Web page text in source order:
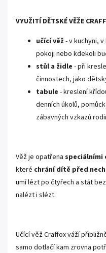
VYUŽITÍ DĚTSKÉ VĚŽE
učící věž - v kuchyni,
pokoji nebo kdekoli
stůl a židle - při
činnostech, jako
tabule - kreslení
denních úkolů,
zábavných vzkazů
Věž je opatřena speciálními
které chrání dítě před
umí lézt po čtyřech a stát
nalézt i slézt.
Učící věž Craffox váží
samo dotlačí kam zrovna